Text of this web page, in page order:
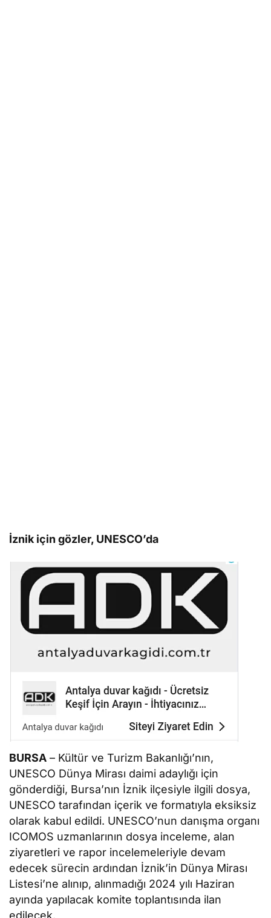
İznik için gözler, UNESCO’da
BURSA – Kültür ve Turizm Bakanlığı’nın,
UNESCO Dünya Mirası daimi adaylığı için
gönderdiği, Bursa’nın İznik ilçesiyle ilgili dosya,
UNESCO tarafından içerik ve formatıyla eksiksiz
olarak kabul edildi. UNESCO’nun danışma organı
ICOMOS uzmanlarının dosya inceleme, alan
ziyaretleri ve rapor incelemeleriyle devam
edecek sürecin ardından İznik’in Dünya Mirası
Listesi’ne alınıp, alınmadığı 2024 yılı Haziran
ayında yapılacak komite toplantısında ilan
edilecek.